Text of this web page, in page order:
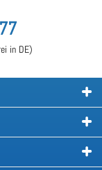
in DE)